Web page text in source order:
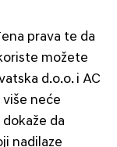
prava te da
možete
d.o.o. i AC
neće
da
nadilaze